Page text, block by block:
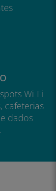
Wi-Fi
cafeterias
dados